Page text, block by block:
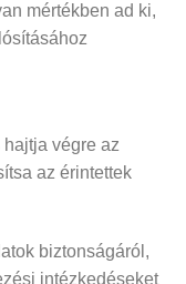
mértékben ad ki,
végre az
az érintettek
biztonságáról,
intézkedéseket